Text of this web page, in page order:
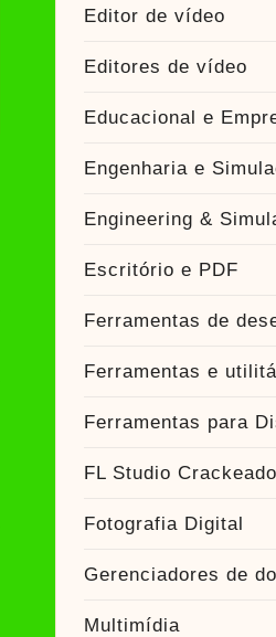
Editor de vídeo
Editores de vídeo
Educacional e
Engenharia e
Engineering &
Escritório e PDF
Ferramentas de
Ferramentas e
Ferramentas para
FL Studio Crackeado
Fotografia Digital
Gerenciadores de
Multimídia